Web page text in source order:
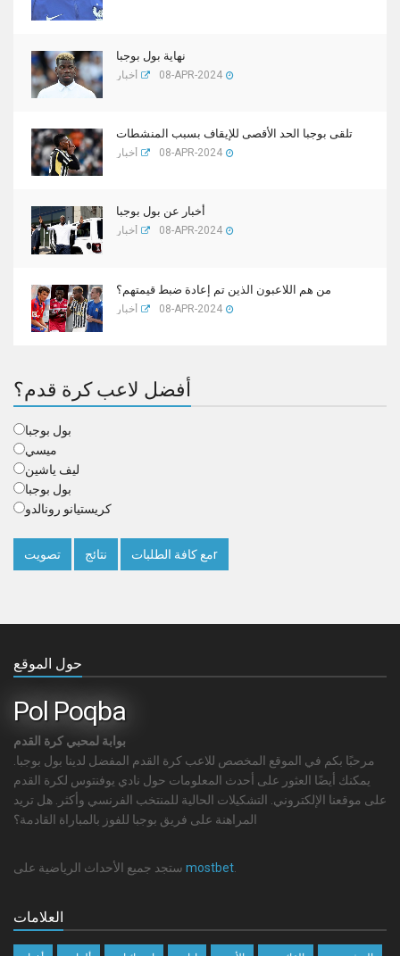
نهاية بول بوجبا
أخبار 08-APR-2024
تلقى بوجبا الحد الأقصى للإيقاف بسبب المنشطات
أخبار 08-APR-2024
أخبار عن بول بوجبا
أخبار 08-APR-2024
من هم اللاعبون الذين تم إعادة ضبط قيمتهم؟
أخبار 08-APR-2024
أفضل لاعب كرة قدم؟
بول بوجبا
ميسي
ليف ياشين
بول بوجبا
كريستيانو رونالدو
تصويت نتائج مع كافة الطلباتr
حول الموقع
Pol Poqba
بوابة لمحبي كرة القدم
مرحبًا بكم في الموقع المخصص للاعب كرة القدم المفضل لدينا بول بوجبا.
يمكنك أيضًا العثور على أحدث المعلومات حول نادي يوفنتوس لكرة القدم
على موقعنا الإلكتروني. التشكيلات الحالية للمنتخب الفرنسي وأكثر. هل تريد
المراهنة على فريق بوجبا للفوز بالمباراة القادمة؟
mostbet
العلامات